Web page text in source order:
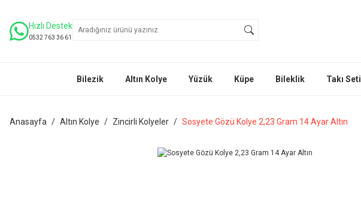
Hızlı Destek
0532 763 36 61
Bilezik Altın Kolye Yüzük Küpe Bileklik Takı Seti
Anasayfa Altın Kolye Zincirli Kolyeler Sosyete Gözü Kolye 2,23 Gram 14 Ayar Altın